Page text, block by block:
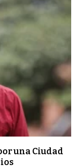
una Ciudad